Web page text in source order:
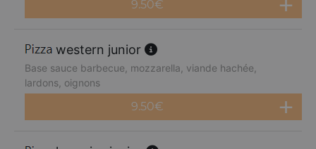
9.50€
western junior
Base sauce barbecue, mozzarella, viande hachée,
lardons, oignons
9.50€